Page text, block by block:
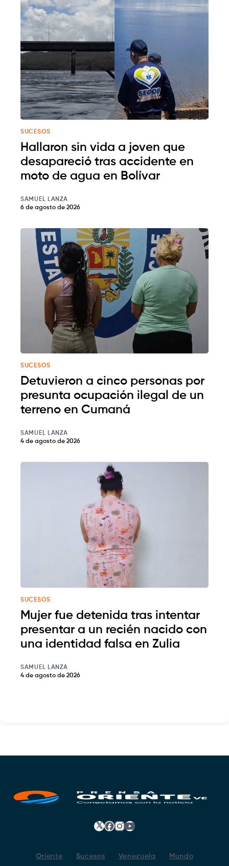
SUCESOS
Hallaron sin vida a joven que
desapareció tras accidente en
moto de agua en Bolívar
SAMUEL LANZA
6 de agosto de 2026
SUCESOS
Detuvieron a cinco personas por
presunta ocupación ilegal de un
terreno en Cumaná
SAMUEL LANZA
4 de agosto de 2026
SUCESOS
Mujer fue detenida tras intentar
presentar a un recién nacido con
una identidad falsa en Zulia
SAMUEL LANZA
4 de agosto de 2026
𝕏 Facebook
Instagram
YouTube
Oriente Sucesos Venezuela Mundo